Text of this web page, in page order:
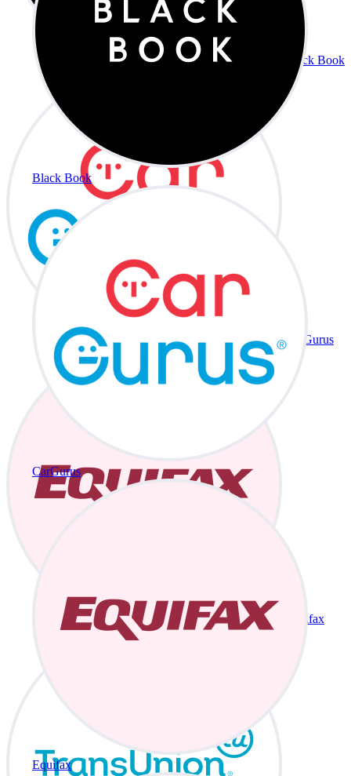
Black Book
CarGurus
Equifax
Black Book
CarGurus
Equifax